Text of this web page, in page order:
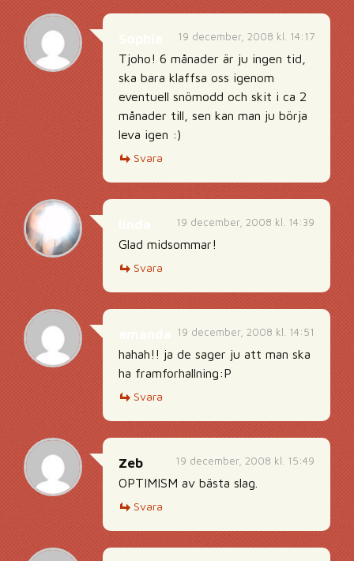
19 december, 2008 kl. 14:17
Tjoho! 6 månader är ju ingen tid,
ska bara klaffsa oss igenom
eventuell snömodd och skit i ca 2
månader till, sen kan man ju börja
leva igen :)
Svara
19 december, 2008 kl. 14:39
Glad midsommar!
Svara
19 december, 2008 kl. 14:51
hahah!! ja de sager ju att man ska
ha framforhallning:P
Svara
19 december, 2008 kl. 15:49
Zeb
OPTIMISM av bästa slag.
Svara